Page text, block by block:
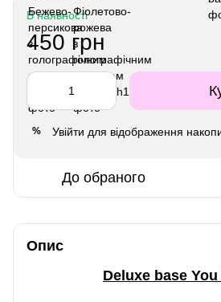
В наявності
450 грн
% Увійти для відображення
До обраного
Опис
Deluxe base